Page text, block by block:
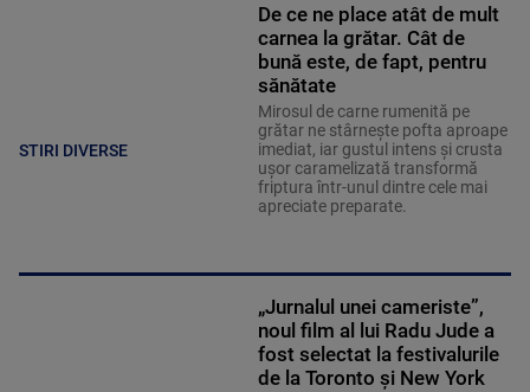
STIRI DIVERSE
De ce ne place atât de mult
carnea la grătar. Cât de
bună este, de fapt, pentru
sănătate
Mirosul de carne rumenită pe
grătar ne stârnește pofta aproape
imediat, iar gustul intens și crusta
ușor caramelizată transformă
friptura într-unul dintre cele mai
apreciate preparate.
„Jurnalul unei cameriste”,
noul film al lui Radu Jude a
fost selectat la festivalurile
de la Toronto și New York